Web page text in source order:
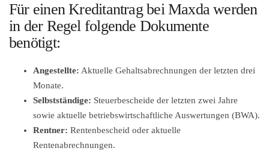
Für einen Kreditantrag bei Maxda werden
in der Regel folgende Dokumente
benötigt:
Angestellte: Aktuelle Gehaltsabrechnungen der letzten drei
Monate.
Selbstständige: Steuerbescheide der letzten zwei Jahre
sowie aktuelle betriebswirtschaftliche Auswertungen (BWA).
Rentner: Rentenbescheid oder aktuelle
Rentenabrechnungen.